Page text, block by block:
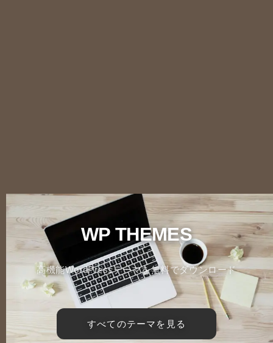
WP THEMES
高機能WordPressテーマを無料でダウンロード
すべてのテーマを見る